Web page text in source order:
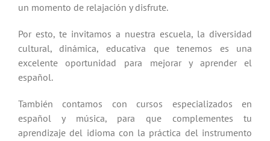
un momento de relajación y disfrute.
Por esto, te invitamos a nuestra escuela, la diversidad
cultural, dinámica, educativa que tenemos es una
excelente oportunidad para mejorar y aprender el
español.
También contamos con cursos especializados en
español y música, para que complementes tu
aprendizaje del idioma con la práctica del instrumento